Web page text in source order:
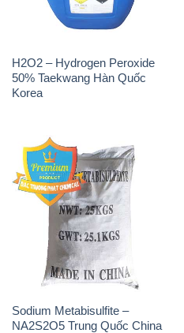
H2O2 – Hydrogen Peroxide
50% Taekwang Hàn Quốc
Korea
Sodium Metabisulfite –
NA2S2O5 Trung Quốc China